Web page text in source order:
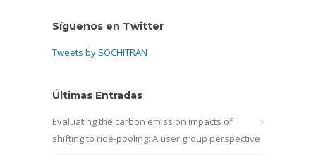
Síguenos en Twitter
Tweets by SOCHITRAN
Últimas Entradas
Evaluating the carbon emission impacts of
shifting to ride-pooling: A user group perspective